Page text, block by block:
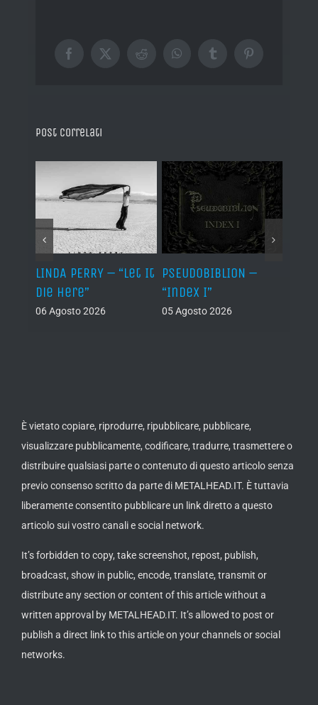
Facebook
X RedditWhatsAppTumblrPinterest
Post correlati
LINDA PERRY – “Let It
Die Here”
06 Agosto 2026
PSEUDOBIBLION –
“Index I”
05 Agosto 2026
È vietato copiare, riprodurre, ripubblicare, pubblicare,
visualizzare pubblicamente, codificare, tradurre, trasmettere o
distribuire qualsiasi parte o contenuto di questo articolo senza
previo consenso scritto da parte di METALHEAD.IT. È tuttavia
liberamente consentito pubblicare un link diretto a questo
articolo sui vostro canali e social network.
It’s forbidden to copy, take screenshot, repost, publish,
broadcast, show in public, encode, translate, transmit or
distribute any section or content of this article without a
written approval by METALHEAD.IT. It’s allowed to post or
publish a direct link to this article on your channels or social
networks.